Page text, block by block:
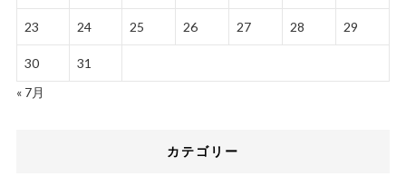
23 24 25 26 27 28 29
30
31
« 7月
カテゴリー